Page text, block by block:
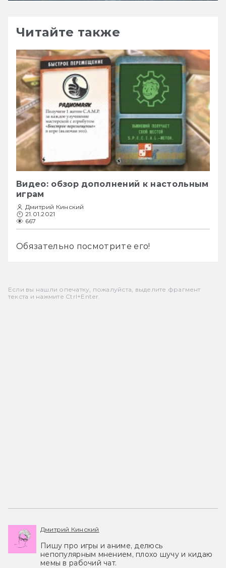
Читайте также
Видео: обзор дополнений к настольным
играм
Дмитрий Кинский
21.01.2021
667
Обязательно посмотрите его!
Если вы нашли опечатку, пожалуйста, выделите фрагмент
текста и нажмите Ctrl+Enter.
Дмитрий Кинский
Пишу про игры и аниме, делюсь
непопулярным мнением, плохо шучу и кидаю
мемы в рабочий чат.